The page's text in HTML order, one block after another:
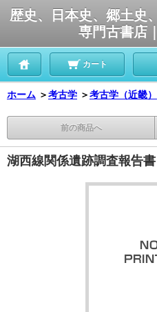
歴史、日本史、郷土史
専門古書店
カート
ホーム ＞考古学 ＞考古学（近畿）
前の商品へ
湖西線関係遺跡調査報告